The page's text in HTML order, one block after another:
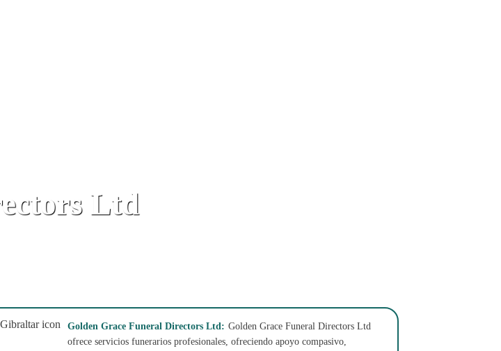
Ltd
Golden Grace Funeral Directors Ltd: Golden Grace Funeral Directors Ltd
ofrece servicios funerarios profesionales, ofreciendo apoyo compasivo,